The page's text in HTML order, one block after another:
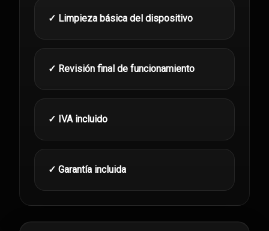
✓ Limpieza básica del dispositivo
✓ Revisión final de funcionamiento
✓ IVA incluido
✓ Garantía incluida